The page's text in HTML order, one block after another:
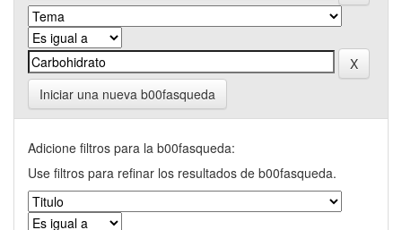
Iniciar una nueva b00fasqueda
Adicione filtros para la b00fasqueda:
Use filtros para refinar los resultados de b00fasqueda.